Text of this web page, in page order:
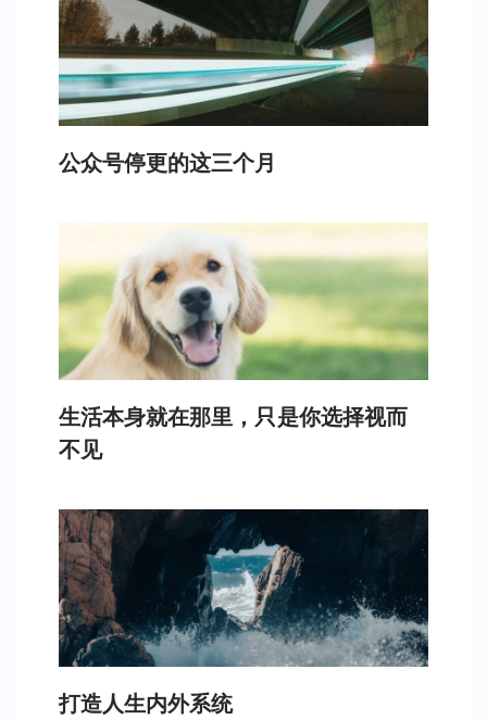
公众号停更的这三个月
生活本身就在那里，只是你选择视而
不见
打造人生内外系统